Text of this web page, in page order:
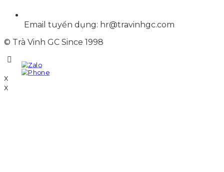
Email tuyển dụng: hr@travinhgc.com
© Trà Vinh GC Since 1998
x
x